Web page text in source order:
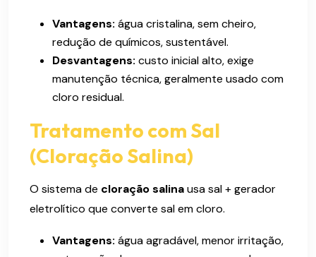
Vantagens: água cristalina, sem cheiro,
redução de químicos, sustentável.
Desvantagens: custo inicial alto, exige
manutenção técnica, geralmente usado com
cloro residual.
Tratamento com Sal
(Cloração Salina)
O sistema de cloração salinausa sal + gerador
eletrolítico que converte sal em cloro.
Vantagens: água agradável, menor irritação,